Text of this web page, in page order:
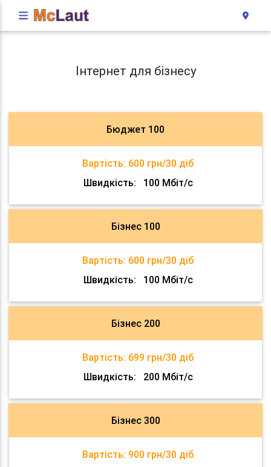
Інтернет для бізнесу
Бюджет 100
Вартість: 600 грн/30 діб
Швидкість:
100 Мбіт/с
Бізнес 100
Вартість: 600 грн/30 діб
Швидкість:
100 Мбіт/с
Бізнес 200
Вартість: 699 грн/30 діб
Швидкість:
200 Мбіт/с
Бізнес 300
Вартість: 900 грн/30 діб